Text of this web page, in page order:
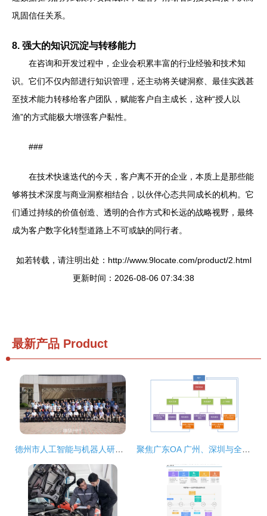
巩固信任关系。
8. 强大的知识沉淀与转移能力
在咨询和开发过程中，企业会积累丰富的行业经验和技术知
识。它们不仅内部进行知识管理，还主动将关键洞察、最佳实践甚
至技术能力转移给客户团队，赋能客户自主成长，这种“授人以
渔”的方式能极大增强客户黏性。
###
在技术快速迭代的今天，客户离不开的企业，本质上是那些能
够将技术深度与商业洞察相结合，以伙伴心态共同成长的机构。它
们通过持续的价值创造、透明的合作方式和长远的战略视野，最终
成为客户数字化转型道路上不可或缺的同行者。
如若转载，请注明出处：http://www.9locate.com/product/2.html
更新时间：2026-08-06 07:34:38
最新产品 Product
德州市人工智能与机器人研究会成立大会在德州学院成功举行，开启技术开发与咨询新篇章 聚焦广东OA 广州、深圳与全区域的技术开发与咨询全景